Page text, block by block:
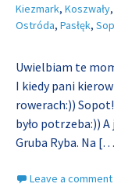
Kiezmark, Koszwały,
Ostróda, Pasłęk,
Uwielbiam te
I kiedy pani
rowerach:))
było potrzeba:))
Gruba Ryba. Na
Leave a comment